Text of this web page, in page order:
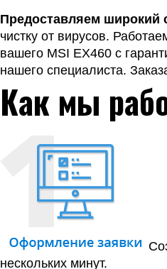
Предоставляем широкий
чистку от вирусов.
вашего MSI EX460 с
нашего специалиста.
Как мы
нескольких минут.